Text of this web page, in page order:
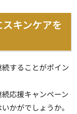
キンケアを
することがポイン
応援キャンペーン
かがでしょうか。